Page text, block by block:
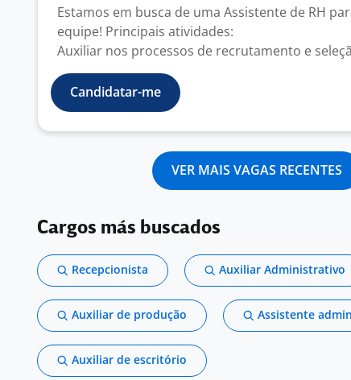
Estamos em busca de uma Assistente de RH
equipe! Principais atividades:
Auxiliar nos processos de recrutamento e
Candidatar-me
VER MAIS VAGAS RECENTES
Cargos más buscados
Recepcionista Auxiliar Administrativo
Auxiliar de produção Assistente
Auxiliar de escritório